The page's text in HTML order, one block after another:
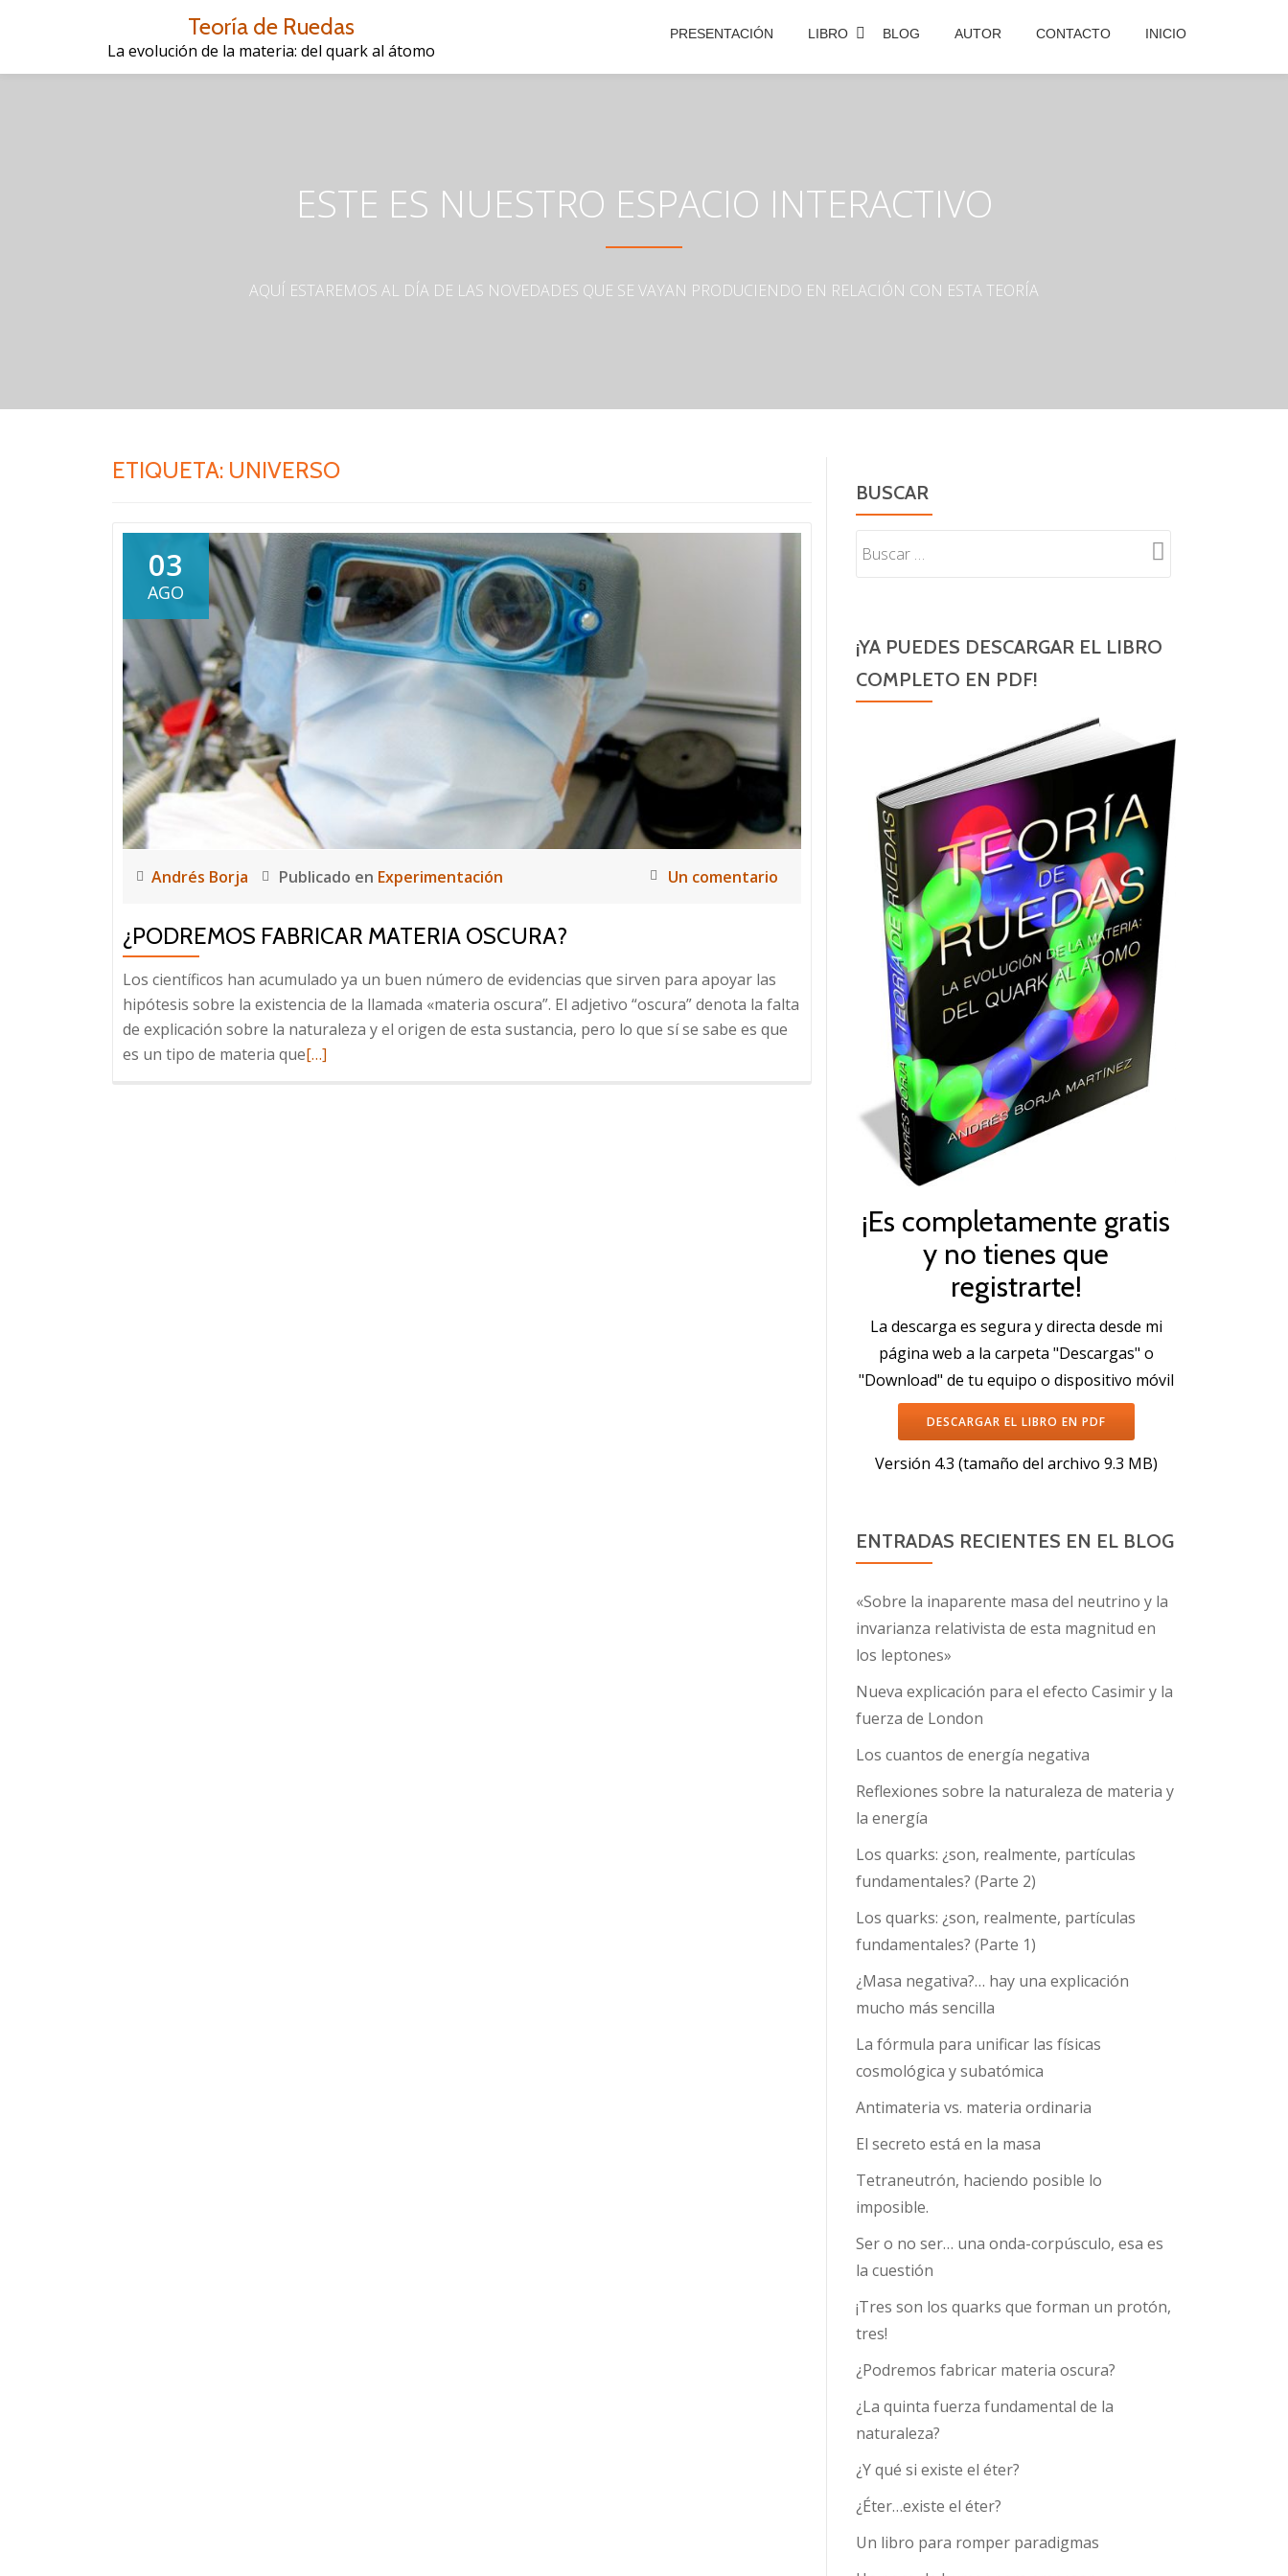
contenido
Teoría de Ruedas
La evolución de la materia: del quark al átomo
PRESENTACIÓN LIBRO BLOG AUTOR CONTACTO INICIO
ESTE ES NUESTRO ESPACIO INTERACTIVO
AQUÍ ESTAREMOS AL DÍA DE LAS NOVEDADES QUE SE VAYAN PRODUCIENDO EN RELACIÓN CON ESTA TEORÍA
ETIQUETA: UNIVERSO
03
AGO
Andrés Borja Publicado en Experimentación Un comentario
¿PODREMOS FABRICAR MATERIA OSCURA?
Los científicos han acumulado ya un buen número de evidencias que sirven para apoyar las
hipótesis sobre la existencia de la llamada «materia oscura”. El adjetivo “oscura” denota la falta
de explicación sobre la naturaleza y el origen de esta sustancia, pero lo que sí se sabe es que
es un tipo de materia queLeer
[…]
BUSCAR
¡YA PUEDES DESCARGAR EL LIBRO
COMPLETO EN PDF!
¡Es completamente gratis
y no tienes que
registrarte!
La descarga es segura y directa desde mi
página web a la carpeta "Descargas" o
"Download" de tu equipo o dispositivo móvil
DESCARGAR EL LIBRO EN PDF
Versión 4.3 (tamaño del archivo 9.3 MB)
ENTRADAS RECIENTES EN EL BLOG
«Sobre la inaparente masa del neutrino y la
invarianza relativista de esta magnitud en
los leptones»
Nueva explicación para el efecto Casimir y la
fuerza de London
Los cuantos de energía negativa
Reflexiones sobre la naturaleza de materia y
la energía
Los quarks: ¿son, realmente, partículas
fundamentales? (Parte 2)
Los quarks: ¿son, realmente, partículas
fundamentales? (Parte 1)
¿Masa negativa?… hay una explicación
mucho más sencilla
La fórmula para unificar las físicas
cosmológica y subatómica
Antimateria vs. materia ordinaria
El secreto está en la masa
Tetraneutrón, haciendo posible lo
imposible.
Ser o no ser… una onda-corpúsculo, esa es
la cuestión
¡Tres son los quarks que forman un protón,
tres!
¿Podremos fabricar materia oscura?
¿La quinta fuerza fundamental de la
naturaleza?
¿Y qué si existe el éter?
¿Éter…existe el éter?
Un libro para romper paradigmas